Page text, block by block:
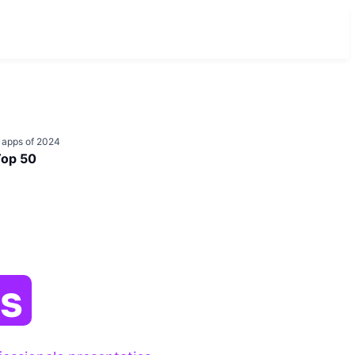
apps of 2024
50